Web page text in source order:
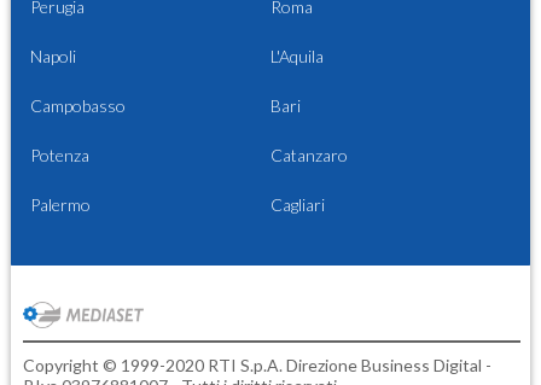
Perugia Roma
Napoli L'Aquila
Campobasso Bari
Potenza Catanzaro
Palermo Cagliari
Copyright © 1999-2020 RTI S.p.A. Direzione Business Digital -